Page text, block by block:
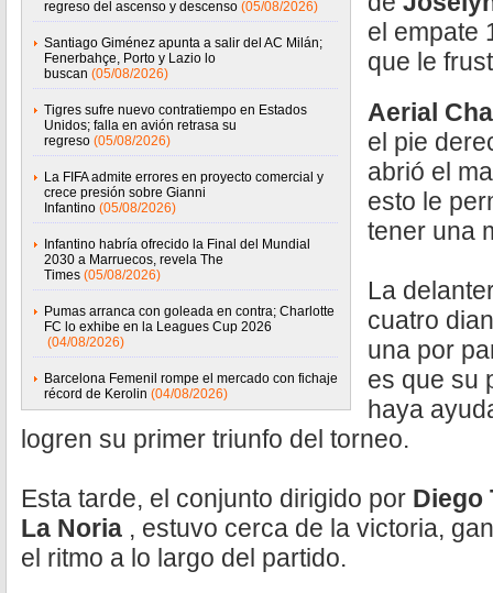
regreso del ascenso y descenso (05/08/2026)
Santiago Giménez apunta a salir del AC Milán;
Fenerbahçe, Porto y Lazio lo
buscan (05/08/2026)
Tigres sufre nuevo contratiempo en Estados
Unidos; falla en avión retrasa su
regreso (05/08/2026)
La FIFA admite errores en proyecto comercial y
crece presión sobre Gianni
Infantino (05/08/2026)
Infantino habría ofrecido la Final del Mundial
2030 a Marruecos, revela The
Times (05/08/2026)
Pumas arranca con goleada en contra; Charlotte
FC lo exhibe en la Leagues Cup 2026
(04/08/2026)
Barcelona Femenil rompe el mercado con fichaje
récord de Kerolin (04/08/2026)
el empate
que le
Aerial
el pie
abrió el
esto le
tener una
La
cuatro
una por
es que su
haya
logren su primer triunfo del torneo.
Esta tarde, el conjunto dirigido por Diego
La Noria , estuvo cerca de la victoria,
el ritmo a lo largo del partido.